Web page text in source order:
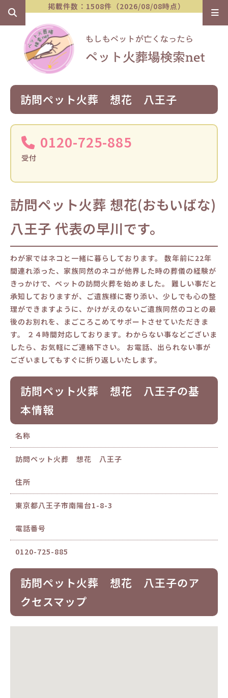
掲載件数：1508件（2026/08/08時点）
訪問ペット火葬 想花 八王子
0120-725-885
受付
訪問ペット火葬 想花(おもいばな)
八王子 代表の早川です。
わが家ではネコと一緒に暮らしております。 数年前に22年
間連れ添った、家族同然のネコが他界した時の葬儀の経験が
きっかけで、ペットの訪問火葬を始めました。 難しい事だと
承知しておりますが、ご遺族様に寄り添い、少しでも心の整
理ができますように、かけがえのないご遺族同然のコとの最
後のお別れを、まごころこめてサポートさせていただきま
す。 ２４時間対応しております。わからない事などございま
したら、お気軽にご連絡下さい。 お電話、出られない事が
ございましてもすぐに折り返しいたします。
訪問ペット火葬 想花 八王子の基
本情報
名称
訪問ペット火葬 想花 八王子
住所
東京都八王子市南陽台1-8-3
電話番号
0120-725-885
訪問ペット火葬 想花 八王子のア
クセスマップ